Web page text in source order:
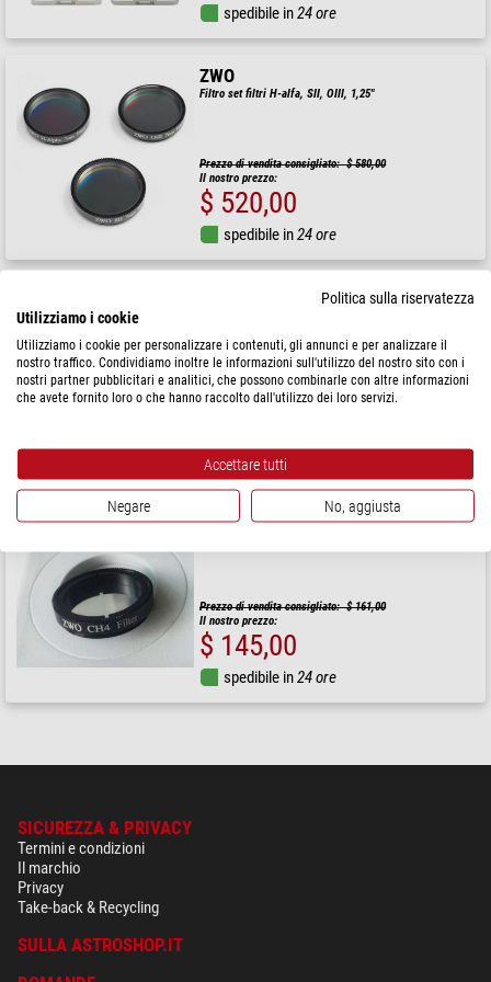
spedibile in24 ore
ZWO
Filtro set filtri H-alfa, SII, OIII, 1,25"
Prezzo di vendita consigliato: $ 580,00
Il nostro prezzo:
$ 520,00
spedibile in24 ore
Prezzo di vendita consigliato: $ 670,00
Il nostro prezzo:
spedibile in24 ore
ZWO
Prezzo di vendita consigliato: $ 161,00
Il nostro prezzo:
$ 145,00
spedibile in24 ore
SICUREZZA & PRIVACY
Termini e condizioni
Il marchio
Privacy
Take-back & Recycling
SULLA ASTROSHOP.IT
Politica sulla riservatezza
Utilizziamo i cookie
Utilizziamo i cookie per personalizzare i contenuti, gli annunci e per analizzare il
nostro traffico. Condividiamo inoltre le informazioni sull'utilizzo del nostro sito con i
nostri partner pubblicitari e analitici, che possono combinarle con altre informazioni
che avete fornito loro o che hanno raccolto dall'utilizzo dei loro servizi.
Accettare tutti
Negare No, aggiusta